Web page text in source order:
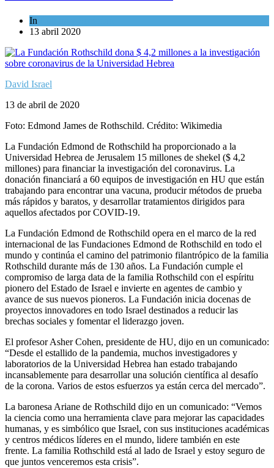
In
13 abril 2020
David Israel
13 de abril de 2020
Foto: Edmond James de Rothschild. Crédito: Wikimedia
La Fundación Edmond de Rothschild ha proporcionado a la
Universidad Hebrea de Jerusalem 15 millones de shekel ($ 4,2
millones) para financiar la investigación del coronavirus. La
donación financiará a 60 equipos de investigación en HU que están
trabajando para encontrar una vacuna, producir métodos de prueba
más rápidos y baratos, y desarrollar tratamientos dirigidos para
aquellos afectados por COVID-19.
La Fundación Edmond de Rothschild opera en el marco de la red
internacional de las Fundaciones Edmond de Rothschild en todo el
mundo y continúa el camino del patrimonio filantrópico de la familia
Rothschild durante más de 130 años. La Fundación cumple el
compromiso de larga data de la familia Rothschild con el espíritu
pionero del Estado de Israel e invierte en agentes de cambio y
avance de sus nuevos pioneros. La Fundación inicia docenas de
proyectos innovadores en todo Israel destinados a reducir las
brechas sociales y fomentar el liderazgo joven.
El profesor Asher Cohen, presidente de HU, dijo en un comunicado:
“Desde el estallido de la pandemia, muchos investigadores y
laboratorios de la Universidad Hebrea han estado trabajando
incansablemente para desarrollar una solución científica al desafío
de la corona. Varios de estos esfuerzos ya están cerca del mercado”.
La baronesa Ariane de Rothschild dijo en un comunicado: “Vemos
la ciencia como una herramienta clave para mejorar las capacidades
humanas, y es simbólico que Israel, con sus instituciones académicas
y centros médicos líderes en el mundo, lidere también en este
frente. La familia Rothschild está al lado de Israel y estoy seguro de
que juntos venceremos esta crisis”.